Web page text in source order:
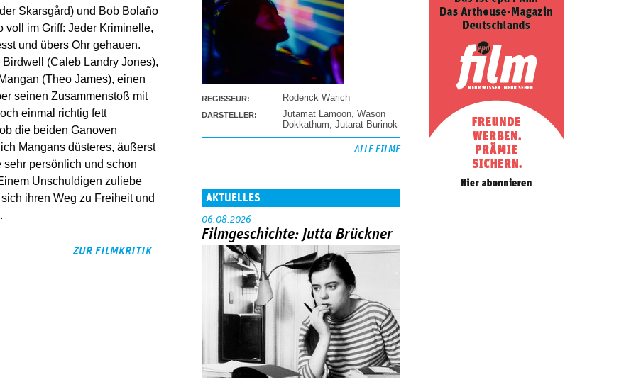
Skarsgård) und Bob Bolaño
im Griff: Jeder Kriminelle,
und übers Ohr gehauen.
(Caleb Landry Jones),
(Theo James), einen
seinen Zusammenstoß mit
einmal richtig fett
die beiden Ganoven
Mangans düsteres, äußerst
persönlich und schon
Unschuldigen zuliebe
ihren Weg zu Freiheit und
ZUR FILMKRITIK
REGISSEUR: Roderick Warich
DARSTELLER: Jutamat Lamoon Wason
Dokkathum Jutarat Burinok
ALLE FILME
AKTUELLES
06.08.2026
Filmgeschichte: Jutta Brückner